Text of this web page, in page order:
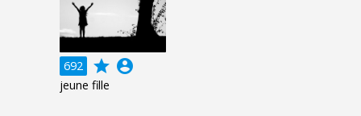
692 grade account_circle
jeune fille